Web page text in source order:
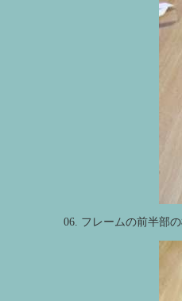
06. フレームの前半部